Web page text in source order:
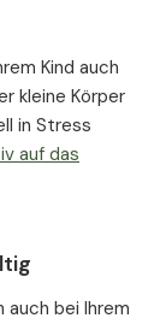
Kind auch
kleine Körper
in Stress
auf das
auch bei Ihrem